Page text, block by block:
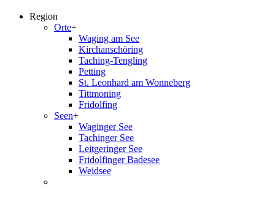
Region
Orte+
Waging am See
Kirchanschöring
Taching-Tengling
Petting
St. Leonhard am Wonneberg
Tittmoning
Fridolfing
Seen+
Waginger See
Tachinger See
Leitgeringer See
Fridolfinger Badesee
Weidsee